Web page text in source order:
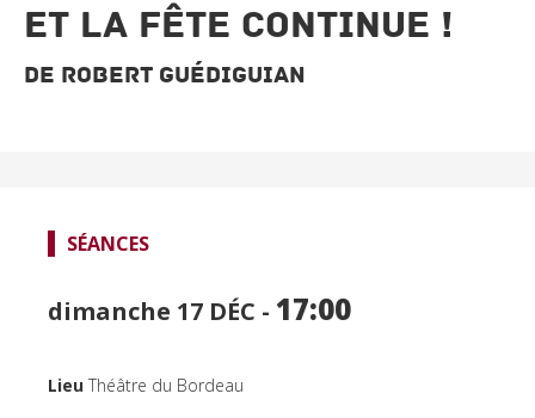
CINÉMA
ET LA FÊTE CONTINUE !
De Robert Guédiguian
SÉANCES
dimanche 17 DÉC - 17:00
Lieu Théâtre du Bordeau